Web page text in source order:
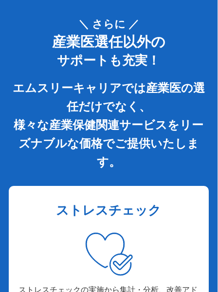
＼ さらに ／
産業医選任以外の
サポートも充実！
エムスリーキャリアでは産業医の選
任だけでなく、
様々な産業保健関連サービスをリー
ズナブルな価格でご提供いたしま
す。
ストレスチェック
ストレスチェックの実施から集計・分析、改善アド